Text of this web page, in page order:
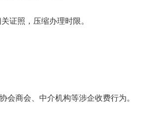
证照，压缩办理时限。
会商会、中介机构等涉企收费行为。